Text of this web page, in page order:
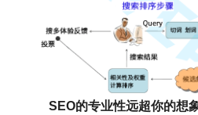
SEO的专业性远超你的想